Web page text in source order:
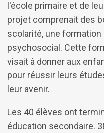
l'école primaire et de
projet comprenait des
scolarité, une
psychosocial. Cette
visait à donner aux
pour réussir leurs
leur avenir.
Les 40 élèves ont
éducation secondaire.